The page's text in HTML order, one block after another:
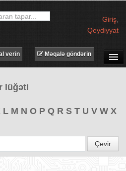
Giriş
Qeydiyyat
TƏDBİRLƏR
PROQRAMLAR
Məqalə göndərin
verin
lüğəti
L M N O P Q R S T U V W X
Çevir